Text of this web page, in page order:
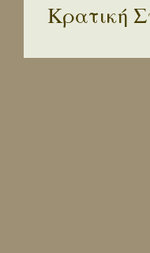
Κρατική